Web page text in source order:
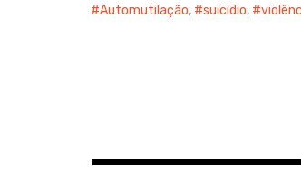
Automutilação, suicídio,